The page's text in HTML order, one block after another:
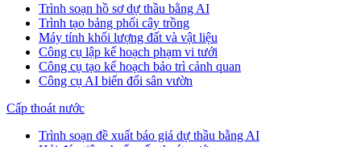
Trình soạn hồ sơ dự thầu bằng AI
Trình tạo bảng phối cây trồng
Máy tính khối lượng đất và vật liệu
Công cụ lập kế hoạch phạm vi tưới
Công cụ tạo kế hoạch bảo trì cảnh quan
Công cụ AI biến đổi sân vườn
Cấp thoát nước
Trình soạn đề xuất báo giá dự thầu bằng AI